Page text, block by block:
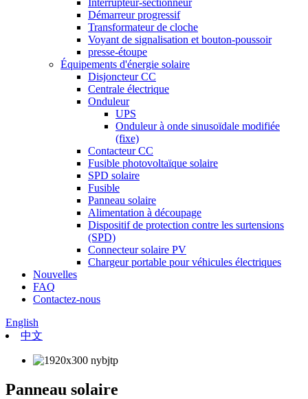
Interrupteur-sectionneur
Démarreur progressif
Transformateur de cloche
Voyant de signalisation et bouton-poussoir
presse-étoupe
Équipements d'énergie solaire
Disjoncteur CC
Centrale électrique
Onduleur
UPS
Onduleur à onde sinusoïdale modifiée
(fixe)
Contacteur CC
Fusible photovoltaïque solaire
SPD solaire
Fusible
Panneau solaire
Alimentation à découpage
Dispositif de protection contre les surtensions
(SPD)
Connecteur solaire PV
Chargeur portable pour véhicules électriques
Nouvelles
FAQ
Contactez-nous
English
中文
Panneau solaire